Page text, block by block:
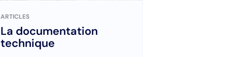
ARTICLES
La documentation
technique